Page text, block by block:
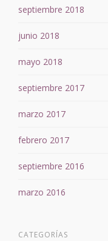
septiembre 2018
junio 2018
mayo 2018
septiembre 2017
marzo 2017
febrero 2017
septiembre 2016
marzo 2016
CATEGORÍAS